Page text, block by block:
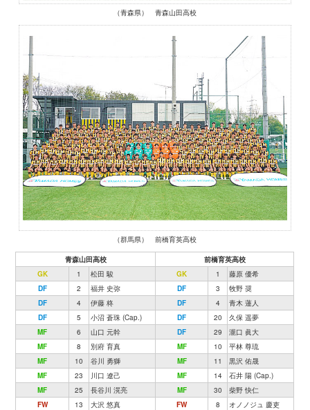
（青森県） 青森山田高校
（群馬県） 前橋育英高校
青森山田高校
前橋育英高校
GK
1 松田 駿 GK 1
藤原 優希
DF
2 福井 史弥 DF 3
牧野 奨
DF
4 伊藤 柊 DF 4
青木 蓮人
DF
5 小沼 蒼珠 (Cap.) DF 20
久保 遥夢
MF
6 山口 元幹 DF 29
瀧口 眞大
MF
8 別府 育真 MF 10
平林 尊琉
MF
10 谷川 勇獅 MF 11
黒沢 佑晟
MF
23 川口 遼己 MF 14
石井 陽 (Cap.)
MF
25 長谷川 滉亮 MF 30
柴野 快仁
FW
13 大沢 悠真 FW 8
オノノジュ 慶吏